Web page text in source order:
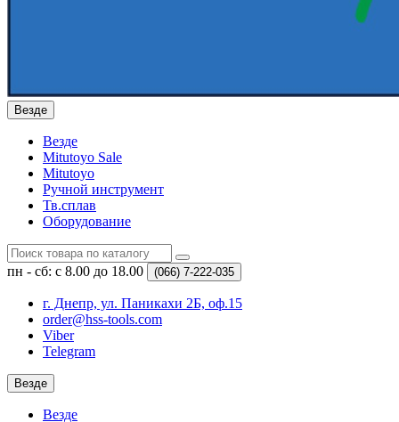
Везде
Везде
Mitutoyo Sale
Mitutoyo
Ручной инструмент
Тв.сплав
Оборудование
пн - сб: с 8.00 до 18.00 (066) 7-222-035
г. Днепр, ул. Паникахи 2Б, оф.15
order@hss-tools.com
Viber
Telegram
Везде
Везде